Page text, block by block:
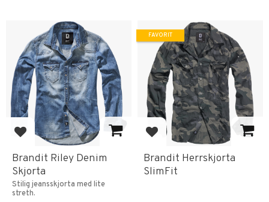
Lägg till i favoriter
Brandit Riley Denim
Skjorta
Stilig jeansskjorta med lite
streth.
Lägg till i favoriter
Brandit Herrskjorta
SlimFit
FAVORIT